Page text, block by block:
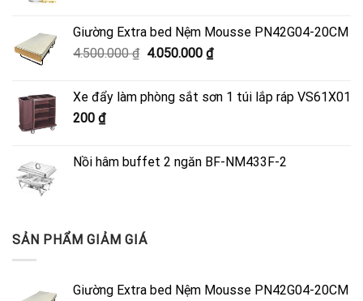
Giường Extra bed Nệm Mousse PN42G04-20CM
4.500.000₫ Giá
4.500.000 ₫.
4.050.000 ₫Giá
là:
Xe đẩy làm phòng sắt sơn 1 túi lắp ráp VS61X01
200 ₫
Nồi hâm buffet 2 ngăn BF-NM433F-2
SẢN PHẨM GIẢM GIÁ
Giường Extra bed Nệm Mousse PN42G04-20CM